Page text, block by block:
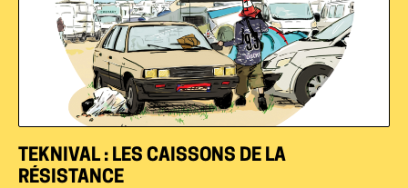
TEKNIVAL : LES CAISSONS DE LA
RÉSISTANCE